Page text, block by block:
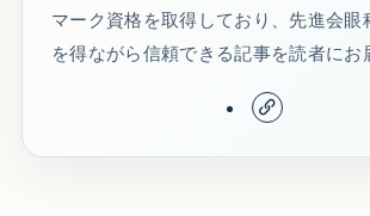
マーク資格を取得しており、先進会眼
を得ながら信頼できる記事を読者にお